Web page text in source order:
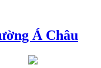
Á Châu